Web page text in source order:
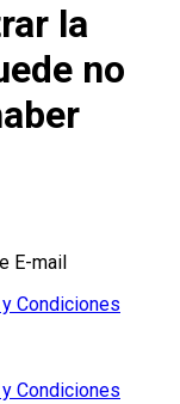
la
no
E-mail
Condiciones
Condiciones